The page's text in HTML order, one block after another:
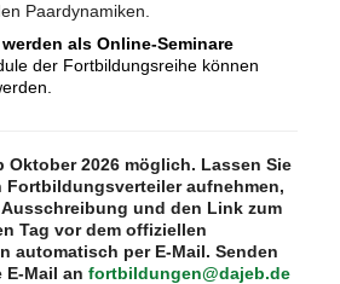
Paardynamiken.
als Online-Seminare
der Fortbildungsreihe können
2026 möglich. Lassen Sie
Fortbildungsverteiler aufnehmen,
und den Link zum
Tag vor dem offiziellen
automatisch per E-Mail. Senden
E-Mail an fortbildungen@dajeb.de